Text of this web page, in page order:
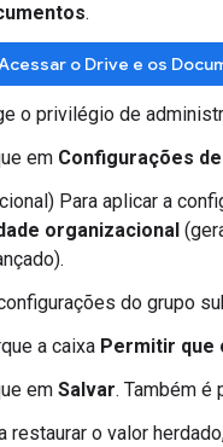
.
o Drive e os
o privilégio de
em Configurações
Para aplicar a
organizacional
do grupo
a caixa Permitir que
em Salvar. Também é
restaurar o valor